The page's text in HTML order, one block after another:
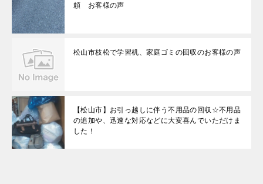
頼 お客様の声
松山市枝松で学習机、家庭ゴミの回収のお客様の声
【松山市】お引っ越しに伴う不用品の回収☆不用品
の追加や、迅速な対応などに大変喜んでいただけま
した！